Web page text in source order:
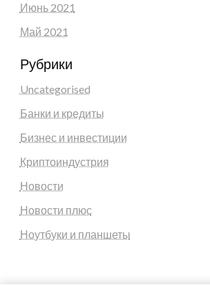
Июнь 2021
Май 2021
Рубрики
Uncategorised
Банки и кредиты
Бизнес и инвестиции
Криптоиндустрия
Новости
Новости плюс
Ноутбуки и планшеты